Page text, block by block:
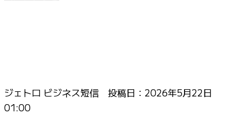
ジェトロ ビジネス短信 投稿日： 2026年5月22日
01:00